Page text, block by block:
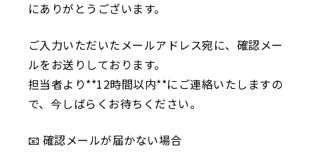
にありがとうございます。
ご入力いただいたメールアドレス宛に、確認メー
ルをお送りしております。
担当者より**12時間以内**にご連絡いたしますの
で、今しばらくお待ちください。
📧 確認メールが届かない場合